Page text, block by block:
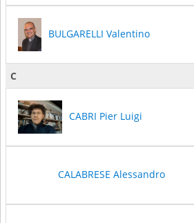
BULGARELLI Valentino
C
CABRI Pier Luigi
CALABRESE Alessandro